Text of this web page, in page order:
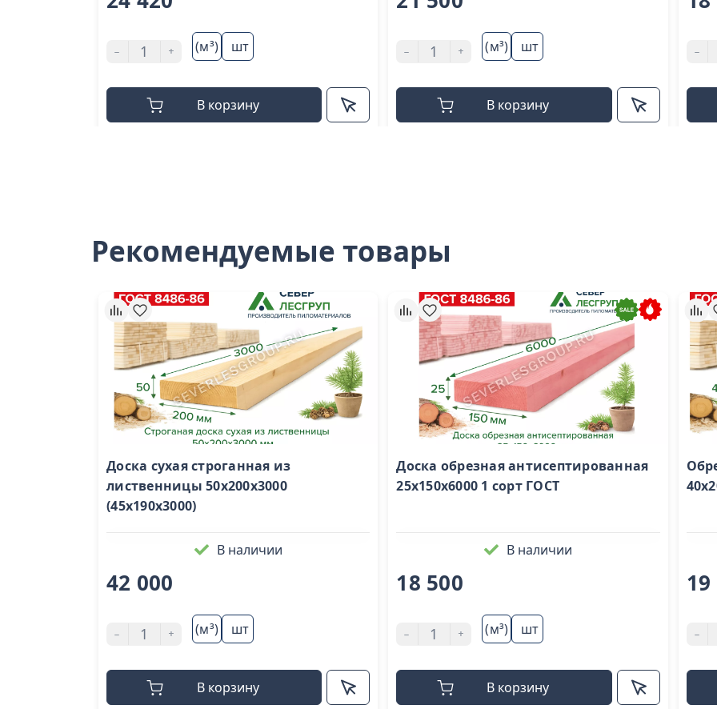
- + (м³) шт
В корзину
- + (м³) шт
В корзину
-
Рекомендуемые товары
Доска сухая строганная из
лиственницы 50х200х3000
(45х190х3000)
В наличии
42 000
- + (м³) шт
В корзину
Доска обрезная антисептированная
25х150х6000 1 сорт ГОСТ
В наличии
18 500
- + (м³) шт
В корзину
19
-